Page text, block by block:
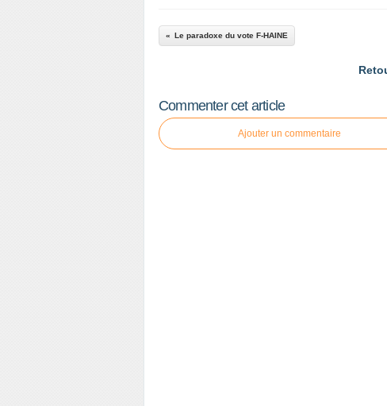
Le paradoxe du vote F-HAINE
Commenter cet article
Ajouter un commentaire